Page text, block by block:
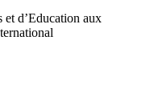
et d’Education aux